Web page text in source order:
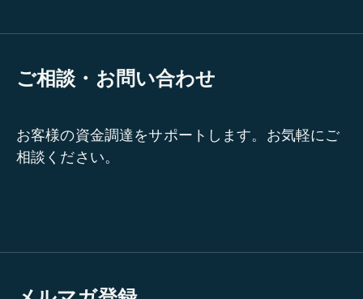
ご相談・お問い合わせ
お客様の資金調達をサポートします。お気軽にご
相談ください。